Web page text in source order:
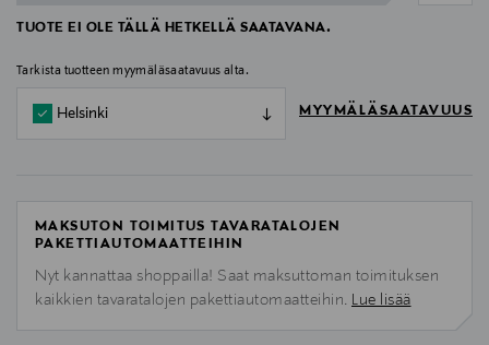
TUOTE EI OLE TÄLLÄ HETKELLÄ SAATAVANA.
Tarkista tuotteen myymäläsaatavuus alta.
Helsinki MYYMÄLÄSAATAVUUS
MAKSUTON TOIMITUS TAVARATALOJEN
PAKETTIAUTOMAATTEIHIN
Nyt kannattaa shoppailla! Saat maksuttoman toimituksen
kaikkien tavaratalojen pakettiautomaatteihin. Lue lisää